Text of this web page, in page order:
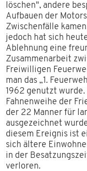
löschen", andere
Aufbauen der
Zwischenfälle
jedoch hat sich
Ablehnung eine
Zusammenarbeit
Freiwilligen
man das „1.
1962 genutzt
Fahnenweihe der
der 22 Manner für
ausgezeichnet
diesem Ereignis ist
sich ältere
in der
verloren.